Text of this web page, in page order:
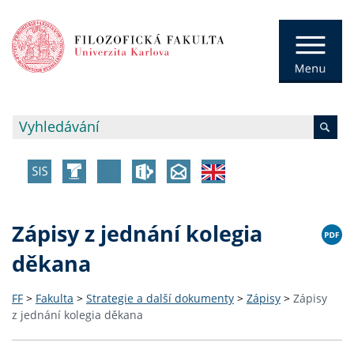
Zápisy z jednání kolegia
děkana
FF > Fakulta > Strategie a další dokumenty > Zápisy > Zápisy
z jednání kolegia děkana